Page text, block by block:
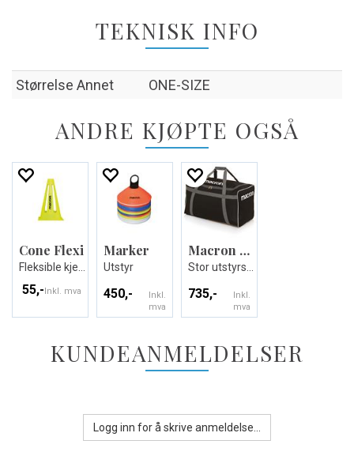
TEKNISK INFO
Størrelse Annet ONE-SIZE
ANDRE KJØPTE OGSÅ
Cone Flexi
55,-Inkl. mva
Marker
Utstyr
450,-
Inkl.
mva
Macron Load Utstyrsbag
735,-
Inkl.
mva
KUNDEANMELDELSER
Logg inn for å skrive anmeldelse...